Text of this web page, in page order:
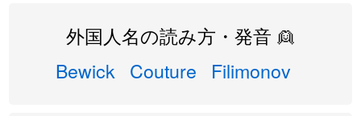
外国人名の読み方・発音 👱
Bewick Couture Filimonov